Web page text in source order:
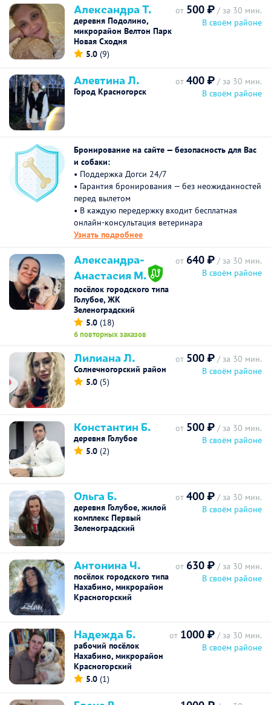
Александра Т.
деревня Подолино,
микрорайон Велтон Парк
Новая Сходня
5.0 (9)
от 500 ₽ / за 30 мин.
В своём районе
Алевтина Л.
Город Красногорск
от 400 ₽ / за 30 мин.
В своём районе
Бронирование на сайте — безопасность для Вас
и собаки:
• Поддержка Догси 24/7
• Гарантия бронирования — без неожиданностей
перед вылетом
• В каждую передержку входит бесплатная
онлайн-консультация ветеринара
Узнать подробнее
Александра-
Анастасия М.
посёлок городского типа
Голубое, ЖК
Зеленоградский
5.0 (18)
6 повторных заказов
от 640 ₽ / за 30 мин.
В своём районе
Лилиана Л.
Солнечногорский район
5.0 (5)
от 500 ₽ / за 30 мин.
В своём районе
Константин Б.
деревня Голубое
5.0 (2)
от 500 ₽ / за 30 мин.
В своём районе
Ольга Б.
деревня Голубое, жилой
комплекс Первый
Зеленоградский
от 400 ₽ / за 30 мин.
В своём районе
Антонина Ч.
посёлок городского типа
Нахабино, микрорайон
Красногорский
от 630 ₽ / за 30 мин.
В своём районе
Надежда Б.
рабочий посёлок
Нахабино, микрорайон
Красногорский
5.0 (1)
от 1000 ₽ / за 30 мин.
В своём районе